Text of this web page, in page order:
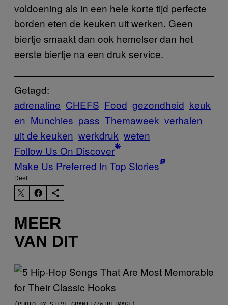
voldoening als in een hele korte tijd perfecte
borden eten de keuken uit werken. Geen
biertje smaakt dan ook hemelser dan het
eerste biertje na een druk service.
Getagd:
adrenaline CHEFS Food gezondheid keuk
en Munchies pass Themaweek verhalen
uit de keuken werkdruk weten
Follow Us On Discover
Make Us Preferred In Top Stories
Deel:
MEER
VAN DIT